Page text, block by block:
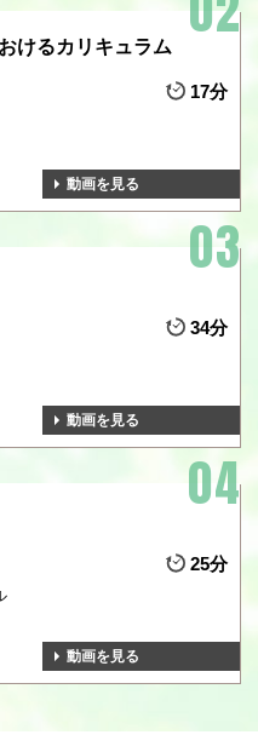
けるカリキュラム
17分
動画を見る
34分
動画を見る
25分
動画を見る